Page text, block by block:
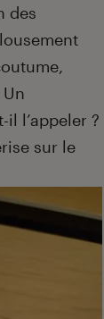
des
l’appeler ?
sur le